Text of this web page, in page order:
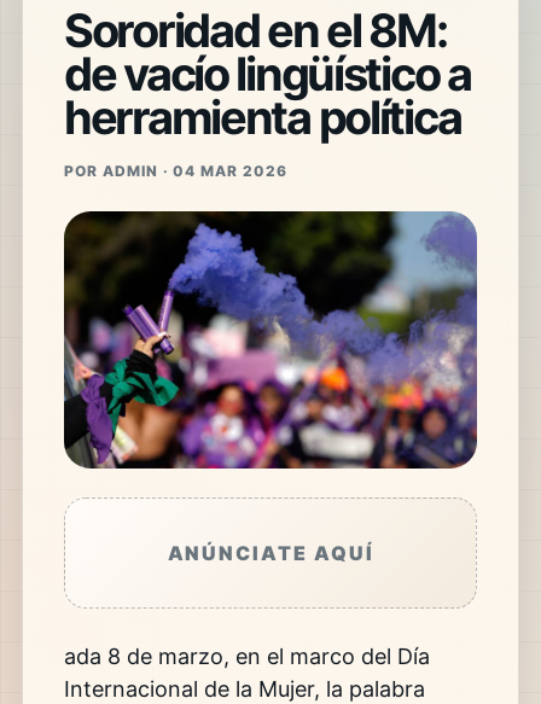
Sororidad en el 8M:
de vacío lingüístico a
herramienta política
POR ADMIN · 04 MAR 2026
ANÚNCIATE AQUÍ
ada 8 de marzo, en el marco del Día
Internacional de la Mujer, la palabra